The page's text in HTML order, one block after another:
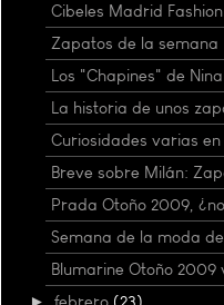
Cibeles Madrid
Zapatos de la semana
Los "Chapines" de
La historia de unos
Curiosidades varias
Breve sobre Milán:
Prada Otoño 2009,
Semana de la moda
Blumarine Otoño